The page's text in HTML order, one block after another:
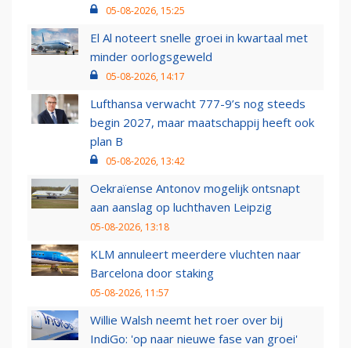
05-08-2026, 15:25
El Al noteert snelle groei in kwartaal met
minder oorlogsgeweld
05-08-2026, 14:17
Lufthansa verwacht 777-9’s nog steeds
begin 2027, maar maatschappij heeft ook
plan B
05-08-2026, 13:42
Oekraïense Antonov mogelijk ontsnapt
aan aanslag op luchthaven Leipzig
05-08-2026, 13:18
KLM annuleert meerdere vluchten naar
Barcelona door staking
05-08-2026, 11:57
Willie Walsh neemt het roer over bij
IndiGo: 'op naar nieuwe fase van groei'